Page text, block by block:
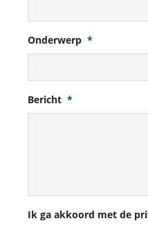
Onderwerp *
Bericht *
Ik ga akkoord met de